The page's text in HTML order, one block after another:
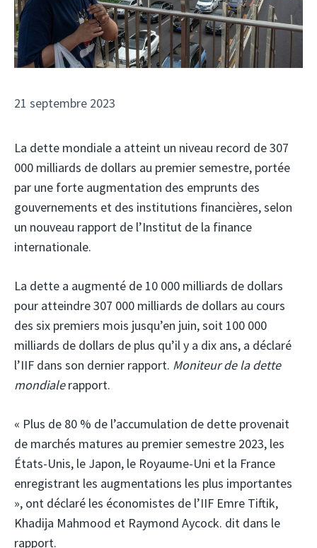
21 septembre 2023
La dette mondiale a atteint un niveau record de 307
000 milliards de dollars au premier semestre, portée
par une forte augmentation des emprunts des
gouvernements et des institutions financières, selon
un nouveau rapport de l’Institut de la finance
internationale.
La dette a augmenté de 10 000 milliards de dollars
pour atteindre 307 000 milliards de dollars au cours
des six premiers mois jusqu’en juin, soit 100 000
milliards de dollars de plus qu’il y a dix ans, a déclaré
l’IIF dans son dernier rapport. Moniteur de la dette
mondialerapport.
« Plus de 80 % de l’accumulation de dette provenait
de marchés matures au premier semestre 2023, les
États-Unis, le Japon, le Royaume-Uni et la France
enregistrant les augmentations les plus importantes
», ont déclaré les économistes de l’IIF Emre Tiftik,
Khadija Mahmood et Raymond Aycock. dit dans le
rapport.